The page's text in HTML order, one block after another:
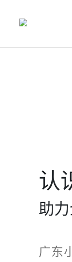
认
助
广东